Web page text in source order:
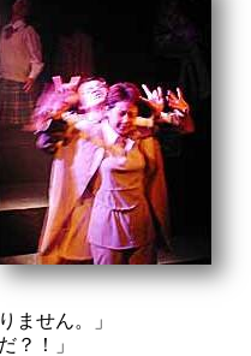
ません。」
？！」